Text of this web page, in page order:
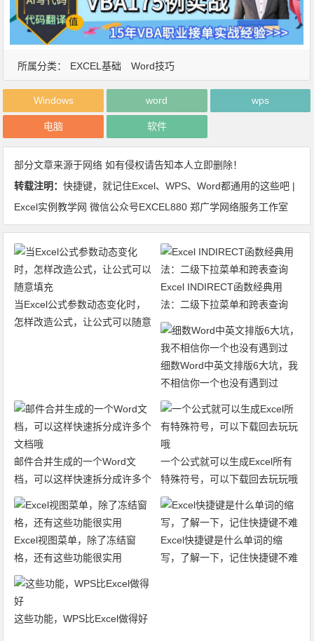
所属分类： EXCEL基础 Word技巧
Windows word wps
电脑 软件
部分文章来源于网络 如有侵权请告知本人立即删除！
转载注明：快捷键，就记住Excel、WPS、Word都通用的这些吧 |
Excel实例教学网 微信公众号EXCEL880 郑广学网络服务工作室
当Excel公式参数动态变化时，
怎样改造公式，让公式可以随意
Excel INDIRECT函数经典用
法：二级下拉菜单和跨表查询
细数Word中英文排版6大坑，我
不相信你一个也没有遇到过
邮件合并生成的一个Word文
档，可以这样快速拆分成许多个
文档哦
一个公式就可以生成Excel所有
特殊符号，可以下载回去玩玩哦
Excel视图菜单，除了冻结窗
格，还有这些功能很实用
Excel快捷键是什么单词的缩
写，了解一下，记住快捷键不难
这些功能，WPS比Excel做得好